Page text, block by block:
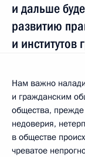
и дальше
развитию
и институтов
Нам важно
и гражданским
общества, прежде
недоверия,
в обществе
чреватое